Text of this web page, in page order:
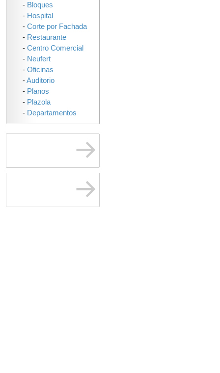
- Bloques
- Hospital
- Corte por Fachada
- Restaurante
- Centro Comercial
- Neufert
- Oficinas
-Auditorio
- Planos
- Plazola
- Departamentos